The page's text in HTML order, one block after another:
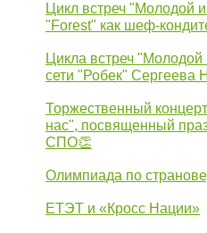
Цикл встреч "Молодой
"Forest" как шеф-
Цикла встреч
сети "Робек" Сергеева
Торжественный
нас", посвященный
СПО👏
Олимпиада по
ЕТЭТ и «Кросс Нации»